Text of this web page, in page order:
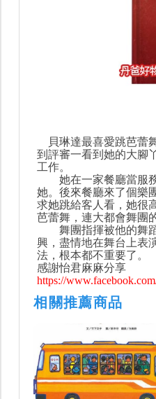
貝琳達最喜愛跳芭蕾
到評審一看到她的大腳
工作。
她在一家餐廳當服務
她。後來餐廳來了個樂
求她跳給客人看，她很
芭蕾舞，連大都會舞團
舞團指揮被他的舞蹈
興，盡情地在舞台上表
法，根本都不重要了。
感謝怡君麻麻分享
https://
相關推薦商品